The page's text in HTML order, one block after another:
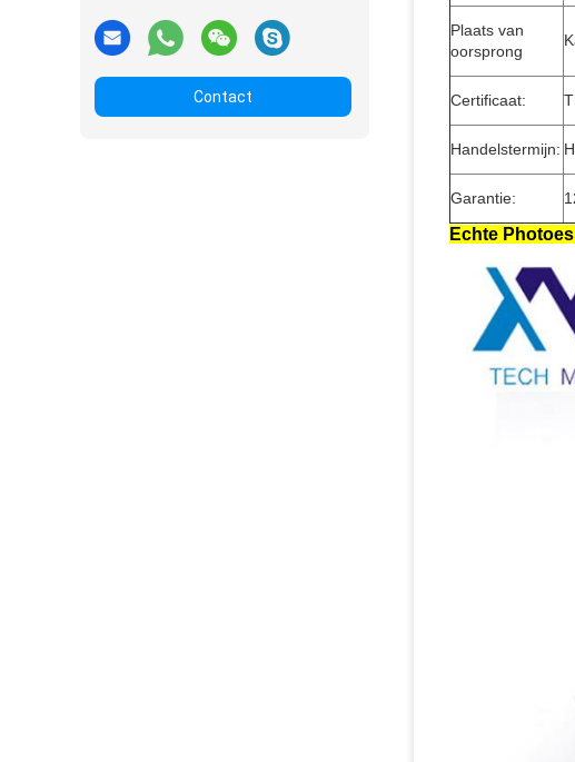
Contact
Plaats van
oorsprong
Certificaat:
Handelstermijn:
Garantie:
Echte